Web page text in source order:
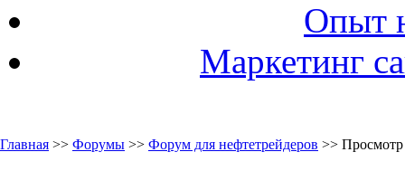
Опыт
Маркетинг
Главная >> Форумы >> Форум для нефтетрейдеров >>